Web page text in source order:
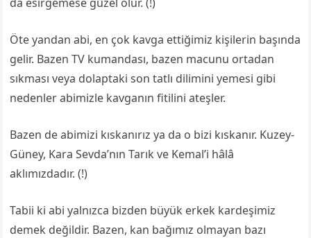
Öte yandan abi, en çok kavga ettiğimiz kişilerin başında
gelir. Bazen TV kumandası, bazen macunu ortadan
sıkması veya dolaptaki son tatlı dilimini yemesi gibi
nedenler abimizle kavganın fitilini ateşler.
Bazen de abimizi kıskanırız ya da o bizi kıskanır. Kuzey-
Güney, Kara Sevda’nın Tarık ve Kemal’i hâlâ
aklımızdadır. (!)
Tabii ki abi yalnızca bizden büyük erkek kardeşimiz
demek değildir. Bazen, kan bağımız olmayan bazı